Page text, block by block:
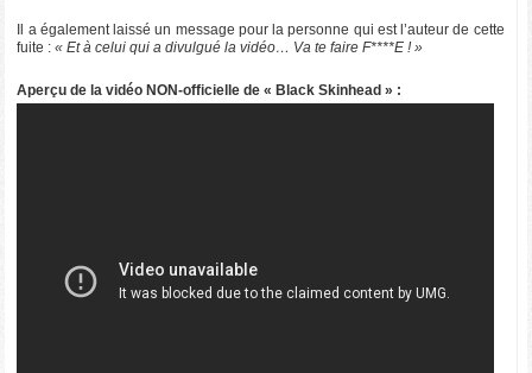
Il a également laissé un message pour la personne qui est l’auteur de cette
fuite : « Et à celui qui a divulgué la vidéo… Va te faire F****E ! »
Aperçu de la vidéo NON-officielle de « Black Skinhead » :